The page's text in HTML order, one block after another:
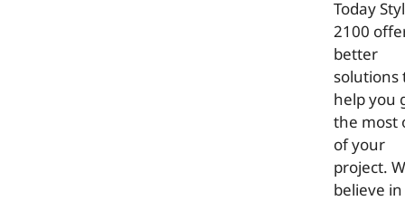
Today
2100
better
solutions
help you
the most
of your
project.
believe in